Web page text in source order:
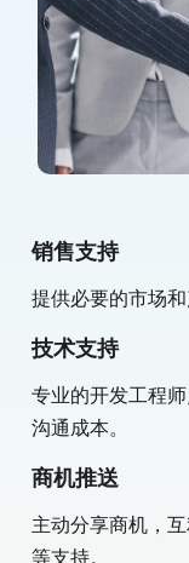
销售支持
提供必要的市场
技术支持
专业的开发工程
沟通成本。
商机推送
主动分享商机，
等支持。